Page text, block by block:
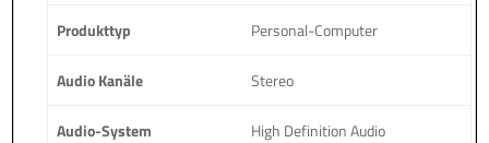
Produkttyp Personal-Computer
Audio Kanäle Stereo
Audio-System High Definition Audio